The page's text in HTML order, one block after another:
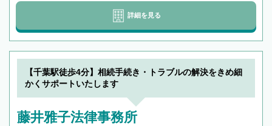
詳細を見る
【千葉駅徒歩4分】相続手続き・トラブルの解決をきめ細
かくサポートいたします
藤井雅子法律事務所